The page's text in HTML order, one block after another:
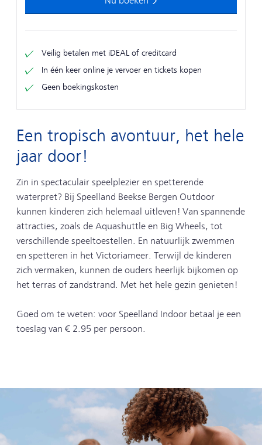
Een tropisch avontuur, het hele
jaar door!
Zin in spectaculair speelplezier en spetterende
waterpret? Bij Speelland Beekse Bergen Outdoor
kunnen kinderen zich helemaal uitleven! Van spannende
attracties, zoals de Aquashuttle en Big Wheels, tot
verschillende speeltoestellen. En natuurlijk zwemmen
en spetteren in het Victoriameer. Terwijl de kinderen
zich vermaken, kunnen de ouders heerlijk bijkomen op
het terras of zandstrand. Met het hele gezin genieten!
Goed om te weten: voor Speelland Indoor betaal je een
toeslag van € 2.95 per persoon.
Veilig betalen met iDEAL of creditcard
In één keer online je vervoer en tickets kopen
Geen boekingskosten